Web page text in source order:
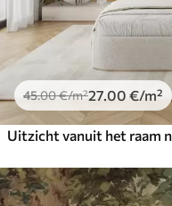
45.00€/m²27 .00 €/m²
Uitzicht vanuit het raam